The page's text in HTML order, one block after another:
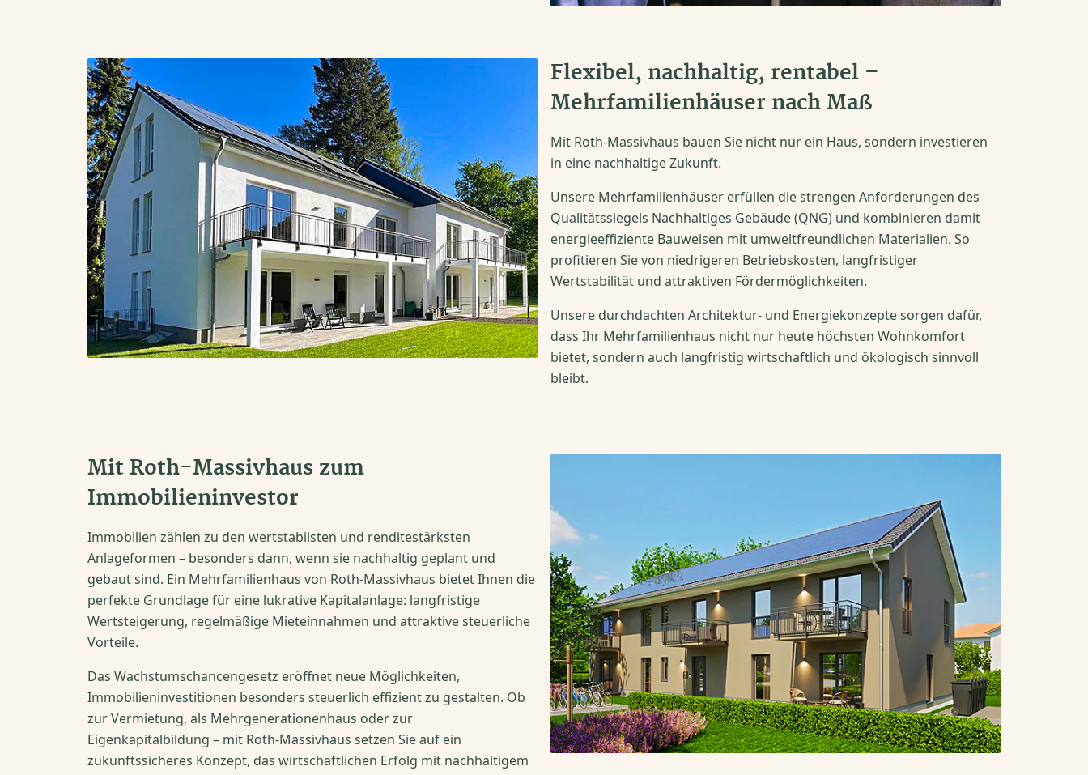
Flexibel, nachhaltig, rentabel –
Mehrfamilienhäuser nach Maß
Mit Roth-Massivhaus bauen Sie nicht nur ein Haus, sondern investieren
in eine nachhaltige Zukunft.
Unsere Mehrfamilienhäuser erfüllen die strengen Anforderungen des
Qualitätssiegels Nachhaltiges Gebäude (QNG) und kombinieren damit
energieeffiziente Bauweisen mit umweltfreundlichen Materialien. So
profitieren Sie von niedrigeren Betriebskosten, langfristiger
Wertstabilität und attraktiven Fördermöglichkeiten.
Unsere durchdachten Architektur- und Energiekonzepte sorgen dafür,
dass Ihr Mehrfamilienhaus nicht nur heute höchsten Wohnkomfort
bietet, sondern auch langfristig wirtschaftlich und ökologisch sinnvoll
bleibt.
Mit Roth-Massivhaus zum
Immobilieninvestor
Immobilien zählen zu den wertstabilsten und renditestärksten
Anlageformen – besonders dann, wenn sie nachhaltig geplant und
gebaut sind. Ein Mehrfamilienhaus von Roth-Massivhaus bietet Ihnen die
perfekte Grundlage für eine lukrative Kapitalanlage: langfristige
Wertsteigerung, regelmäßige Mieteinnahmen und attraktive steuerliche
Vorteile.
Das Wachstumschancengesetz eröffnet neue Möglichkeiten,
Immobilieninvestitionen besonders steuerlich effizient zu gestalten. Ob
zur Vermietung, als Mehrgenerationenhaus oder zur
Eigenkapitalbildung – mit Roth-Massivhaus setzen Sie auf ein
zukunftssicheres Konzept, das wirtschaftlichen Erfolg mit nachhaltigem